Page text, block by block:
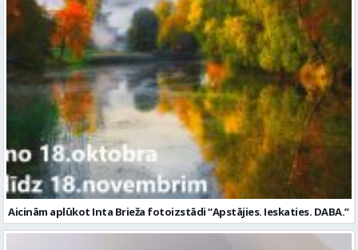
Aicinām aplūkot Inta Brieža fotoizstādi “Apstājies. Ieskaties. DABA.”